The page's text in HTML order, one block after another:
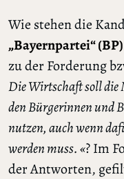
Wie stehen die
„Bayernpartei“ (BP)
zu der Forderung
Die Wirtschaft soll die
den Bürgerinnen und
nutzen, auch wenn
werden muss. «? Im
der Antworten,